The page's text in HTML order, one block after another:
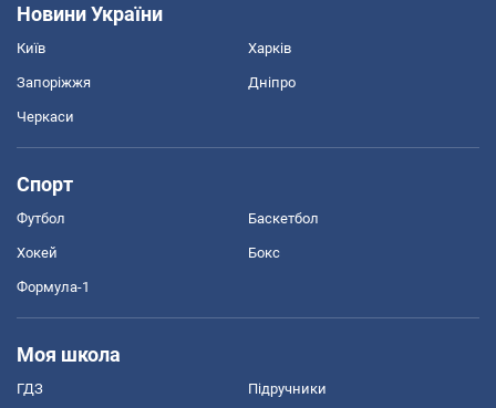
Новини України
Київ Харків
Запоріжжя Дніпро
Черкаси
Спорт
Футбол Баскетбол
Хокей Бокс
Формула-1
Моя школа
ГДЗ Підручники